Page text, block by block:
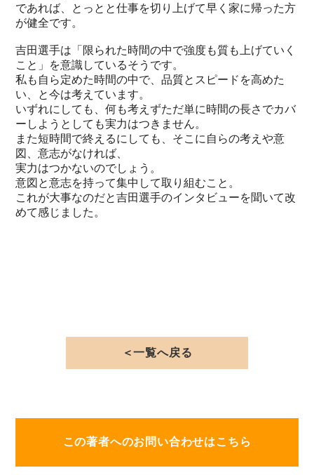
であれば、とっとと仕事を切り上げて早く家に帰った方
が健全です。
吉田選手は「限られた時間の中で強度も質も上げていく
こと」を意識しているそうです。
私も自ら定めた時間の中で、品質とスピードを高めた
い、と今は考えています。
いずれにしても、何も考えずただ単に時間の長さでカバ
ーしようとしても実力はつきません。
また短時間で終えるにしても、そこに自らの考えや意
図、意志がなければ、
実力はつかないのでしょう。
意図と意志を持って集中して取り組むこと。
これが大事なのだと吉田選手のインタビューを聞いて改
めて感じました。
＜一覧へ戻る
この著者へのお問い合わせはこちら